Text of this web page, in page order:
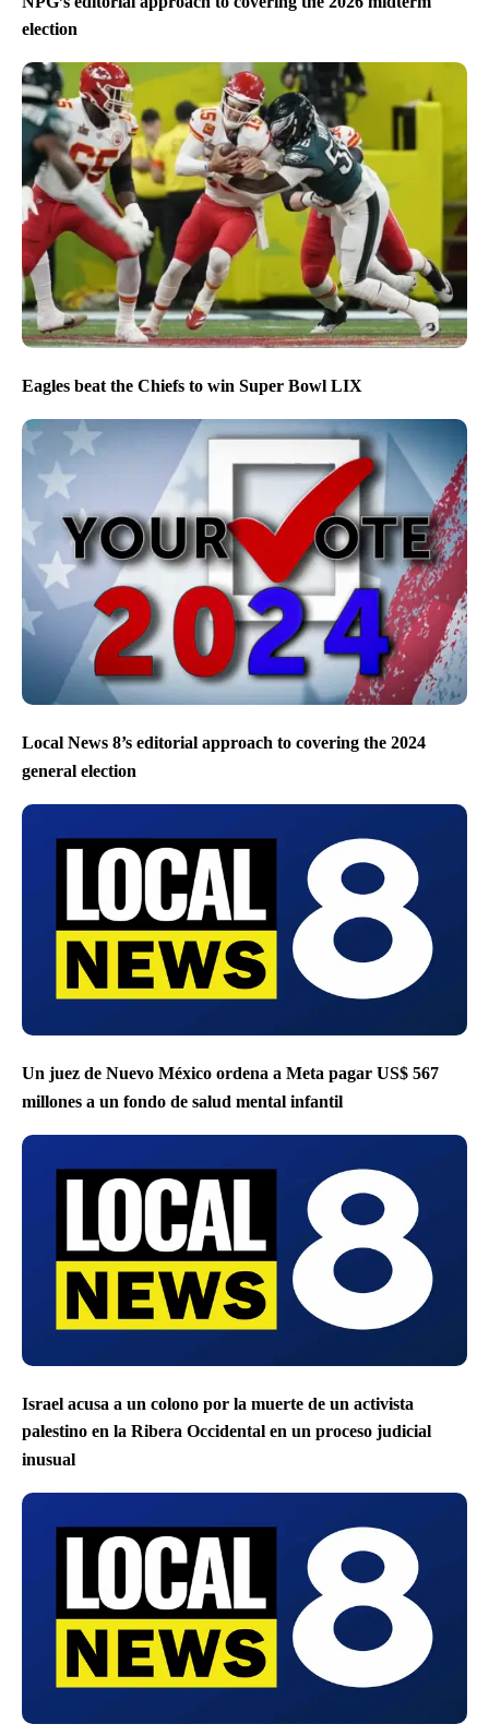
election
Eagles beat the Chiefs to win Super Bowl LIX
Local News 8’s editorial approach to covering the 2024
general election
Un juez de Nuevo México ordena a Meta pagar US$ 567
millones a un fondo de salud mental infantil
Israel acusa a un colono por la muerte de un activista
palestino en la Ribera Occidental en un proceso judicial
inusual